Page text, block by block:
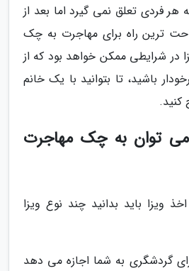
هر فردی تعلق نمی گیرد اما بعد از
ترین راه برای مهاجرت به چک
در شرایطی ممکن خواهد بود که از
باشید، تا بتوانید با یک خانم
کنید.
می توان به چک مهاجرت
ویزا باید بدانید چند نوع ویزا
گردشگری به شما اجازه می دهد